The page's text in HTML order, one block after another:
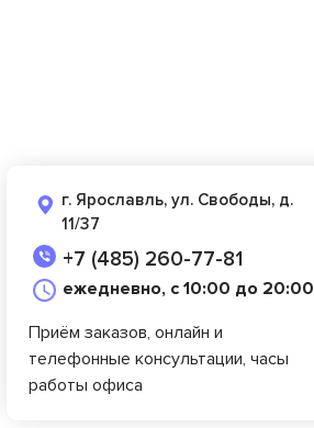
г. Ярославль, ул. Свободы, д.
11/37
+7 (485) 260-77-81
ежедневно, с 10:00 до 20:00
Приём заказов, онлайн и
телефонные консультации, часы
работы офиса